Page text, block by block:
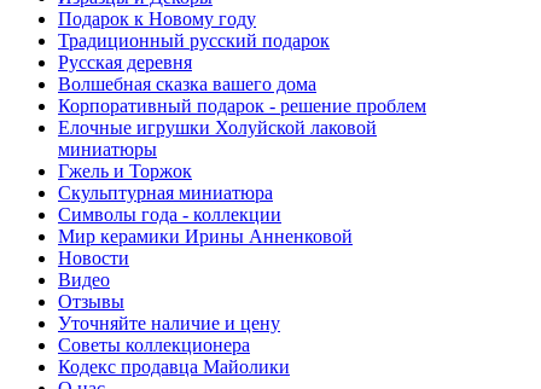
Подарок к Новому году
Традиционный русский подарок
Русская деревня
Волшебная сказка вашего дома
Корпоративный подарок - решение проблем
Елочные игрушки Холуйской лаковой
миниатюры
Гжель и Торжок
Скульптурная миниатюра
Символы года - коллекции
Мир керамики Ирины Анненковой
Новости
Видео
Отзывы
Уточняйте наличие и цену
Советы коллекционера
Кодекс продавца Майолики